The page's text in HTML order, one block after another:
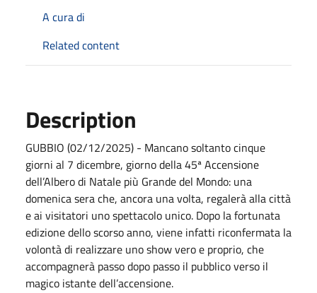
A cura di
Related content
Description
GUBBIO (02/12/2025) - Mancano soltanto cinque
giorni al 7 dicembre, giorno della 45ª Accensione
dell’Albero di Natale più Grande del Mondo: una
domenica sera che, ancora una volta, regalerà alla città
e ai visitatori uno spettacolo unico. Dopo la fortunata
edizione dello scorso anno, viene infatti riconfermata la
volontà di realizzare uno show vero e proprio, che
accompagnerà passo dopo passo il pubblico verso il
magico istante dell’accensione.